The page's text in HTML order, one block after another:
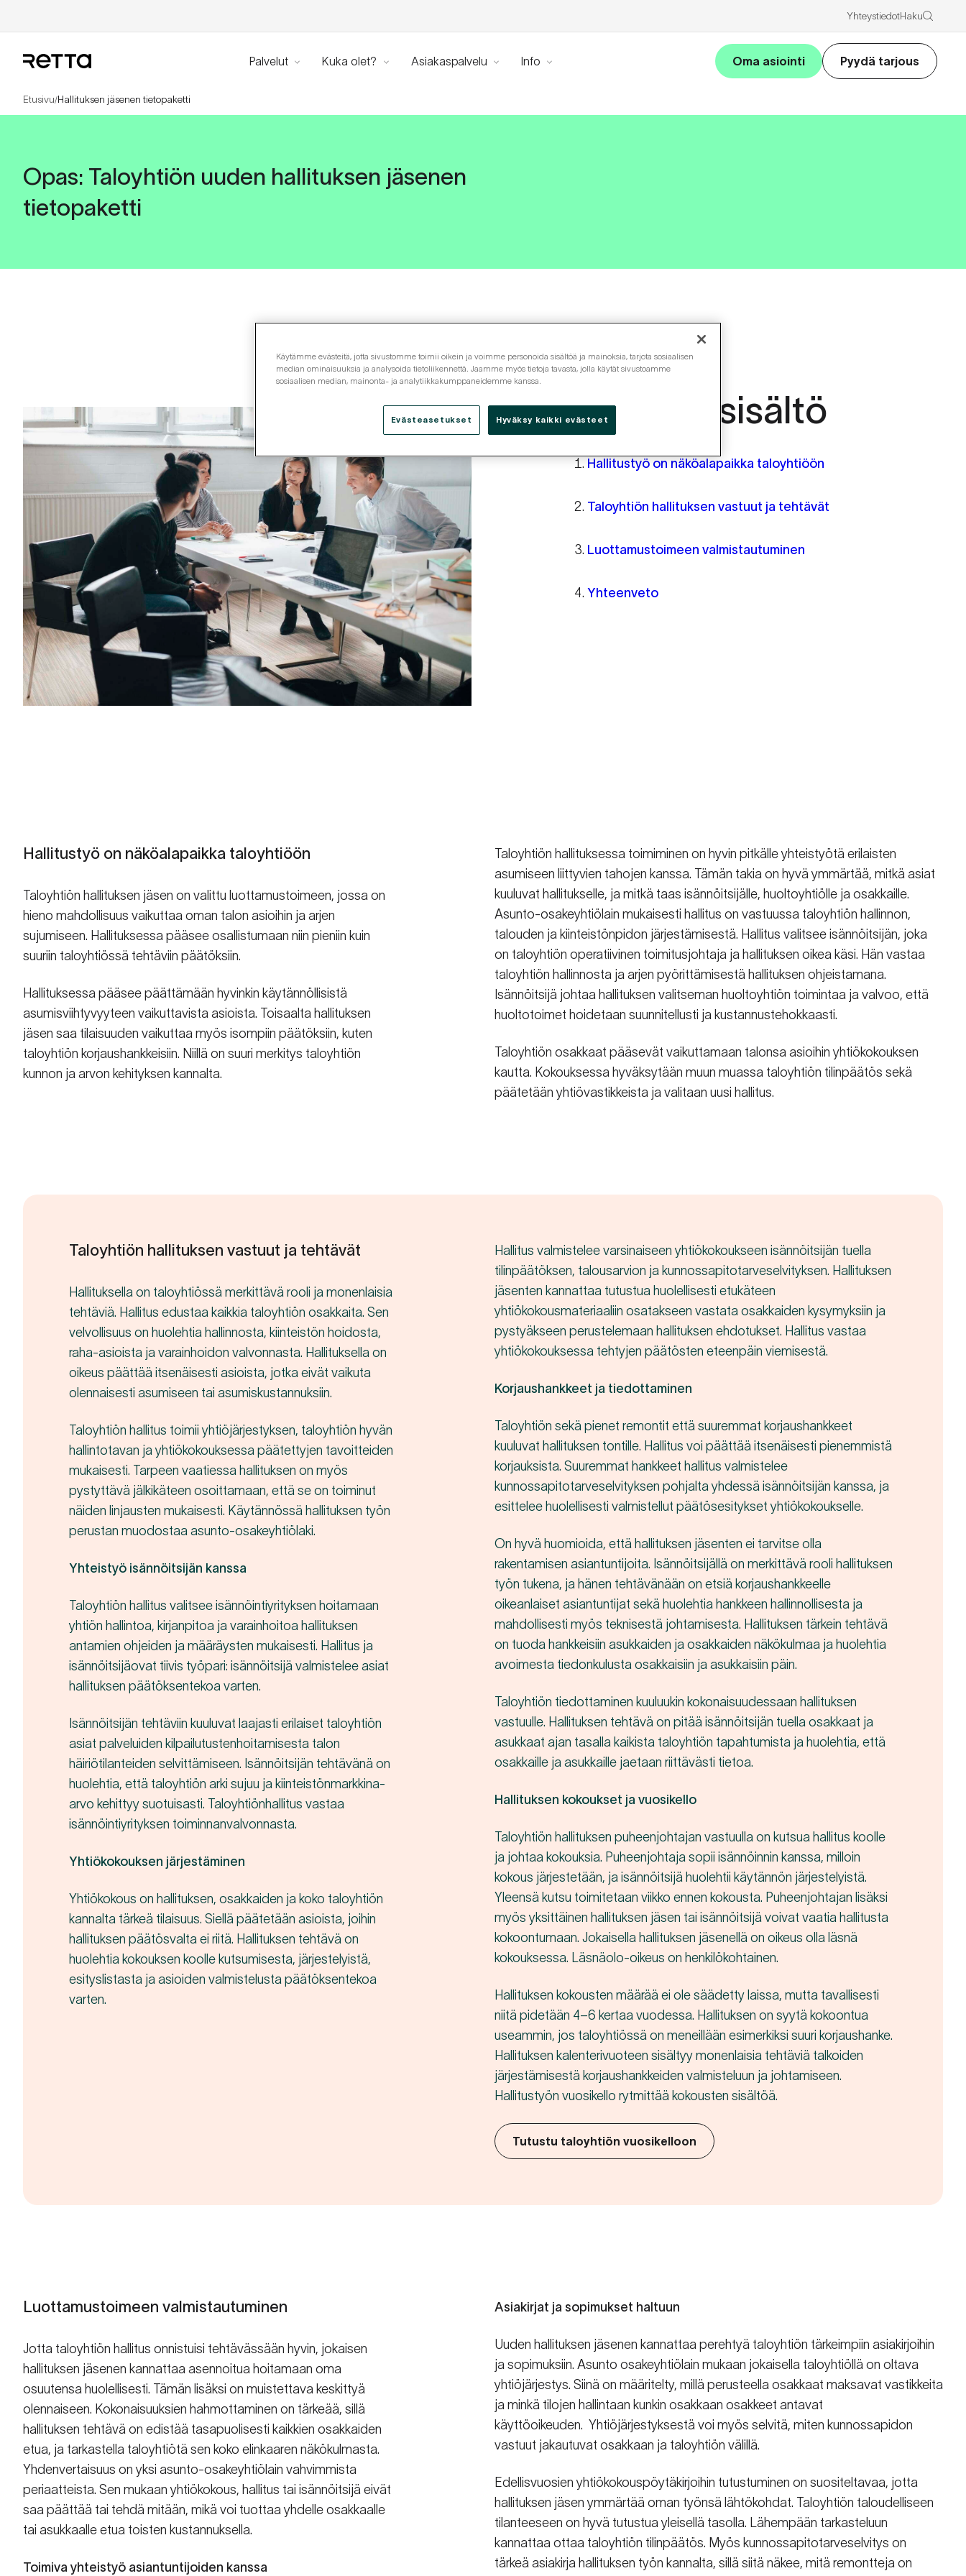
YhteystiedotHaku
Palvelut Kuka olet? Asiakaspalvelu Info Oma asiointi Pyydä tarjous
Etusivu/Hallituksen jäsenen tietopaketti
Opas: Taloyhtiön uuden hallituksen jäsenen
tietopaketti
Oppaan sisältö
Hallitustyö on näköalapaikka taloyhtiöön
Taloyhtiön hallituksen vastuut ja tehtävät
Luottamustoimeen valmistautuminen
Yhteenveto
Hallitustyö on näköalapaikka taloyhtiöön
Taloyhtiön hallituksen jäsen on valittu luottamustoimeen, jossa on
hieno mahdollisuus vaikuttaa oman talon asioihin ja arjen
sujumiseen. Hallituksessa pääsee osallistumaan niin pieniin kuin
suuriin taloyhtiössä tehtäviin päätöksiin.
Hallituksessa pääsee päättämään hyvinkin käytännöllisistä
asumisviihtyvyyteen vaikuttavista asioista. Toisaalta hallituksen
jäsen saa tilaisuuden vaikuttaa myös isompiin päätöksiin, kuten
taloyhtiön korjaushankkeisiin. Niillä on suuri merkitys taloyhtiön
kunnon ja arvon kehityksen kannalta.
Taloyhtiön hallituksessa toimiminen on hyvin pitkälle yhteistyötä erilaisten
asumiseen liittyvien tahojen kanssa. Tämän takia on hyvä ymmärtää, mitkä asiat
kuuluvat hallitukselle, ja mitkä taas isännöitsijälle, huoltoyhtiölle ja osakkaille.
Asunto-osakeyhtiölain mukaisesti hallitus on vastuussa taloyhtiön hallinnon,
talouden ja kiinteistönpidon järjestämisestä. Hallitus valitsee isännöitsijän, joka
on taloyhtiön operatiivinen toimitusjohtaja ja hallituksen oikea käsi. Hän vastaa
taloyhtiön hallinnosta ja arjen pyörittämisestä hallituksen ohjeistamana.
Isännöitsijä johtaa hallituksen valitseman huoltoyhtiön toimintaa ja valvoo, että
huoltotoimet hoidetaan suunnitellusti ja kustannustehokkaasti.
Taloyhtiön osakkaat pääsevät vaikuttamaan talonsa asioihin yhtiökokouksen
kautta. Kokouksessa hyväksytään muun muassa taloyhtiön tilinpäätös sekä
päätetään yhtiövastikkeista ja valitaan uusi hallitus.
Taloyhtiön hallituksen vastuut ja tehtävät
Hallituksella on taloyhtiössä merkittävä rooli ja monenlaisia
tehtäviä. Hallitus edustaa kaikkia taloyhtiön osakkaita. Sen
velvollisuus on huolehtia hallinnosta, kiinteistön hoidosta,
raha-asioista ja varainhoidon valvonnasta. Hallituksella on
oikeus päättää itsenäisesti asioista, jotka eivät vaikuta
olennaisesti asumiseen tai asumiskustannuksiin.
Taloyhtiön hallitus toimii yhtiöjärjestyksen, taloyhtiön hyvän
hallintotavan ja yhtiökokouksessa päätettyjen tavoitteiden
mukaisesti. Tarpeen vaatiessa hallituksen on myös
pystyttävä jälkikäteen osoittamaan, että se on toiminut
näiden linjausten mukaisesti. Käytännössä hallituksen työn
perustan muodostaa asunto-osakeyhtiölaki.
Yhteistyö isännöitsijän kanssa
Taloyhtiön hallitus valitsee isännöintiyrityksen hoitamaan
yhtiön hallintoa, kirjanpitoa ja varainhoitoa hallituksen
antamien ohjeiden ja määräysten mukaisesti. Hallitus ja
isännöitsijäovat tiivis työpari: isännöitsijä valmistelee asiat
hallituksen päätöksentekoa varten.
Isännöitsijän tehtäviin kuuluvat laajasti erilaiset taloyhtiön
asiat palveluiden kilpailutustenhoitamisesta talon
häiriötilanteiden selvittämiseen. Isännöitsijän tehtävänä on
huolehtia, että taloyhtiön arki sujuu ja kiinteistönmarkkina-
arvo kehittyy suotuisasti. Taloyhtiönhallitus vastaa
isännöintiyrityksen toiminnanvalvonnasta.
Yhtiökokouksen järjestäminen
Yhtiökokous on hallituksen, osakkaiden ja koko taloyhtiön
kannalta tärkeä tilaisuus. Siellä päätetään asioista, joihin
hallituksen päätösvalta ei riitä. Hallituksen tehtävä on
huolehtia kokouksen koolle kutsumisesta, järjestelyistä,
esityslistasta ja asioiden valmistelusta päätöksentekoa
varten.
Hallitus valmistelee varsinaiseen yhtiökokoukseen isännöitsijän tuella
tilinpäätöksen, talousarvion ja kunnossapitotarveselvityksen. Hallituksen
jäsenten kannattaa tutustua huolellisesti etukäteen
yhtiökokousmateriaaliin osatakseen vastata osakkaiden kysymyksiin ja
pystyäkseen perustelemaan hallituksen ehdotukset. Hallitus vastaa
yhtiökokouksessa tehtyjen päätösten eteenpäin viemisestä.
Korjaushankkeet ja tiedottaminen
Taloyhtiön sekä pienet remontit että suuremmat korjaushankkeet
kuuluvat hallituksen tontille. Hallitus voi päättää itsenäisesti pienemmistä
korjauksista. Suuremmat hankkeet hallitus valmistelee
kunnossapitotarveselvityksen pohjalta yhdessä isännöitsijän kanssa, ja
esittelee huolellisesti valmistellut päätösesitykset yhtiökokoukselle.
On hyvä huomioida, että hallituksen jäsenten ei tarvitse olla
rakentamisen asiantuntijoita. Isännöitsijällä on merkittävä rooli hallituksen
työn tukena, ja hänen tehtävänään on etsiä korjaushankkeelle
oikeanlaiset asiantuntijat sekä huolehtia hankkeen hallinnollisesta ja
mahdollisesti myös teknisestä johtamisesta. Hallituksen tärkein tehtävä
on tuoda hankkeisiin asukkaiden ja osakkaiden näkökulmaa ja huolehtia
avoimesta tiedonkulusta osakkaisiin ja asukkaisiin päin.
Taloyhtiön tiedottaminen kuuluukin kokonaisuudessaan hallituksen
vastuulle. Hallituksen tehtävä on pitää isännöitsijän tuella osakkaat ja
asukkaat ajan tasalla kaikista taloyhtiön tapahtumista ja huolehtia, että
osakkaille ja asukkaille jaetaan riittävästi tietoa.
Hallituksen kokoukset ja vuosikello
Taloyhtiön hallituksen puheenjohtajan vastuulla on kutsua hallitus koolle
ja johtaa kokouksia. Puheenjohtaja sopii isännöinnin kanssa, milloin
kokous järjestetään, ja isännöitsijä huolehtii käytännön järjestelyistä.
Yleensä kutsu toimitetaan viikko ennen kokousta. Puheenjohtajan lisäksi
myös yksittäinen hallituksen jäsen tai isännöitsijä voivat vaatia hallitusta
kokoontumaan. Jokaisella hallituksen jäsenellä on oikeus olla läsnä
kokouksessa. Läsnäolo-oikeus on henkilökohtainen.
Hallituksen kokousten määrää ei ole säädetty laissa, mutta tavallisesti
niitä pidetään 4–6 kertaa vuodessa. Hallituksen on syytä kokoontua
useammin, jos taloyhtiössä on meneillään esimerkiksi suuri korjaushanke.
Hallituksen kalenterivuoteen sisältyy monenlaisia tehtäviä talkoiden
järjestämisestä korjaushankkeiden valmisteluun ja johtamiseen.
Hallitustyön vuosikello rytmittää kokousten sisältöä.
Tutustu taloyhtiön vuosikelloon
Luottamustoimeen valmistautuminen
Jotta taloyhtiön hallitus onnistuisi tehtävässään hyvin, jokaisen
hallituksen jäsenen kannattaa asennoitua hoitamaan oma
osuutensa huolellisesti. Tämän lisäksi on muistettava keskittyä
olennaiseen. Kokonaisuuksien hahmottaminen on tärkeää, sillä
hallituksen tehtävä on edistää tasapuolisesti kaikkien osakkaiden
etua, ja tarkastella taloyhtiötä sen koko elinkaaren näkökulmasta.
Yhdenvertaisuus on yksi asunto-osakeyhtiölain vahvimmista
periaatteista. Sen mukaan yhtiökokous, hallitus tai isännöitsijä eivät
saa päättää tai tehdä mitään, mikä voi tuottaa yhdelle osakkaalle
tai asukkaalle etua toisten kustannuksella.
Toimiva yhteistyö asiantuntijoiden kanssa
Asiakirjat ja sopimukset haltuun
Uuden hallituksen jäsenen kannattaa perehtyä taloyhtiön tärkeimpiin asiakirjoihin
ja sopimuksiin. Asunto osakeyhtiölain mukaan jokaisella taloyhtiöllä on oltava
yhtiöjärjestys. Siinä on määritelty, millä perusteella osakkaat maksavat vastikkeita
ja minkä tilojen hallintaan kunkin osakkaan osakkeet antavat
käyttöoikeuden. Yhtiöjärjestyksestä voi myös selvitä, miten kunnossapidon
vastuut jakautuvat osakkaan ja taloyhtiön välillä.
Edellisvuosien yhtiökokouspöytäkirjoihin tutustuminen on suositeltavaa, jotta
hallituksen jäsen ymmärtää oman työnsä lähtökohdat. Taloyhtiön taloudelliseen
tilanteeseen on hyvä tutustua yleisellä tasolla. Lähempään tarkasteluun
kannattaa ottaa taloyhtiön tilinpäätös. Myös kunnossapitotarveselvitys on
tärkeä asiakirja hallituksen työn kannalta, sillä siitä näkee, mitä remontteja on
Käytämme evästeitä, jotta sivustomme toimii oikein ja voimme personoida sisältöä ja mainoksia, tarjota sosiaalisen
median ominaisuuksia ja analysoida tietoliikennettä. Jaamme myös tietoja tavasta, jolla käytät sivustoamme
sosiaalisen median, mainonta- ja analytiikkakumppaneidemme kanssa.
Evästeasetukset Hyväksy kaikki evästeet